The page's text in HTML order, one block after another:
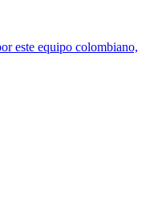
este equipo colombiano,